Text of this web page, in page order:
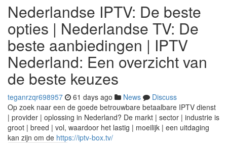
Nederlandse IPTV: De beste
opties | Nederlandse TV: De
beste aanbiedingen | IPTV
Nederland: Een overzicht van
de beste keuzes
teganrzqr698957 61 days ago News
Discuss
Op zoek naar een de goede betrouwbare betaalbare IPTV dienst
| provider | oplossing in Nederland? De markt | sector | industrie is
groot | breed | vol, waardoor het lastig | moeilijk | een uitdaging
kan zijn om de https://iptv-box.tv/